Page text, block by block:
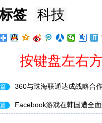
签 科技
按键盘左右
360与珠海联通达成战略合
Facebook游戏在韩国遭全